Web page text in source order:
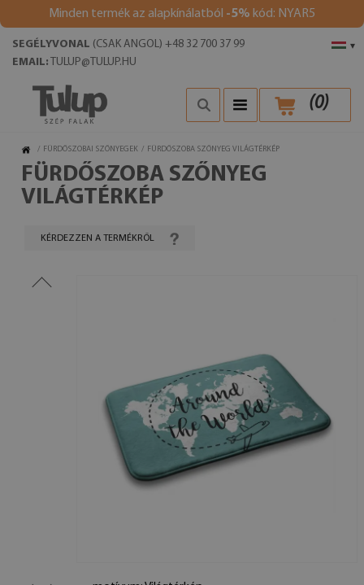
Minden termék az alapkínálatból -5% kód: NYAR5
▾
SEGÉLYVONAL (CSAK ANGOL) +48 32 700 37 99
EMAIL: TULUP@TULUP.HU
(0)
/ FÜRDŐSZOBAI SZŐNYEGEK / FÜRDŐSZOBA SZŐNYEG VILÁGTÉRKÉP
FÜRDŐSZOBA SZŐNYEG
VILÁGTÉRKÉP
KÉRDEZZEN A TERMÉKRŐL